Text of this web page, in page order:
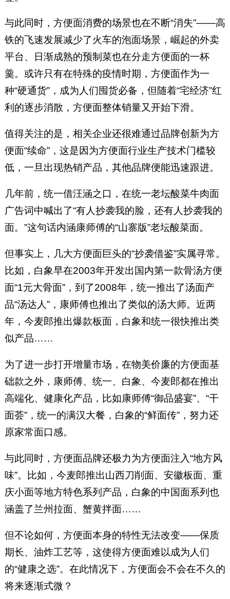
与此同时，方便面消费的场景也在不断“消失”——高
铁的飞速发展减少了火车的泡面场景，崛起的外卖
平台、日渐成熟的预制菜也在分走方便面的一杯
羹。或许只有在特殊的疫情时期，方便面作为一
种“硬通货”，成为人们囤货必备，但随着“宅经济”红
利的逐步消散，方便面整体销量又开始下滑。
值得关注的是，相关企业还很难通过品牌创新为方
便面“续命”，这是因为方便面行业生产技术门槛较
低，一旦出现热销产品，其他品牌便能迅速跟进。
几年前，统一借汪涵之口，在统一老坛酸菜牛肉面
广告词中喊出了“有人抄袭我的脸，还有人抄袭我的
面。”这句话内涵康师傅的“山寨版”老坛酸菜面。
但事实上，几大方便面巨头的“抄袭借鉴”实属寻常。
比如，白象早在2003年开发出国内第一款骨汤方便
面“1元大骨面”，到了2008年，统一推出了汤面产
品“汤达人”，康师傅也推出了类似的汤大师。近两
年，今麦郎推出爆款板面，白象和统一很快推出类
似产品……
为了进一步打开增量市场，在物美价廉的方便面基
础款之外，康师傅、统一、白象、今麦郎都在推出
高端化、健康化产品，比如康师傅“御品盛宴”、“干
面荟”，统一的满汉大餐，白象的“鲜面传”，努力还
原家常面口感。
与此同时，方便面品牌还极力为方便面注入“地方风
味”。比如，今麦郎推出山西刀削面、安徽板面、重
庆小面等地方特色系列产品，白象的中国面系列也
涵盖了兰州拉面、蟹黄拌面……
但不论如何，方便面本身的特性无法改变——保质
期长、油炸工艺等，这使得方便面难以成为人们
的“健康之选”。在此情况下，方便面会不会在不久的
将来逐渐式微？